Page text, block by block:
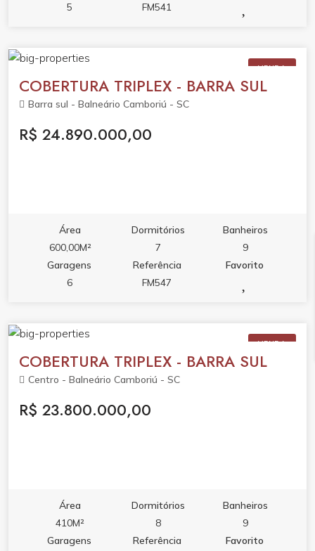
5
FM541
VENDA
COBERTURA TRIPLEX - BARRA SUL
Barra sul - Balneário Camboriú - SC
R$ 24.890.000,00
Área
600,00M²
Dormitórios
7
Banheiros
9
Garagens
6
Referência
FM547
Favorito
VENDA
COBERTURA TRIPLEX - BARRA SUL
Centro - Balneário Camboriú - SC
R$ 23.800.000,00
Área
410M²
Dormitórios
8
Banheiros
9
Garagens
Referência
Favorito